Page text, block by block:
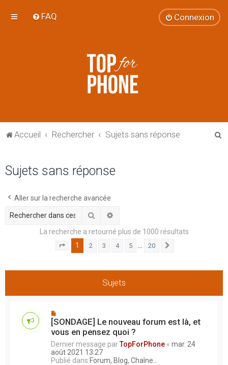
FAQ Connexion
Accueil Rechercher Sujets sans réponse
Sujets sans réponse
Aller sur la recherche avancée
Rechercher
La recherche a retourné plus de 1000 résultats
Page sur 20
1 2 3 4 5 20
Sujets
[SONDAGE] Le nouveau forum est là, et
vous en pensez quoi ?
Dernier message parTopForPhone « mar. 24
août 2021 13:27
Publié dans Forum, Blog, Chaîne...